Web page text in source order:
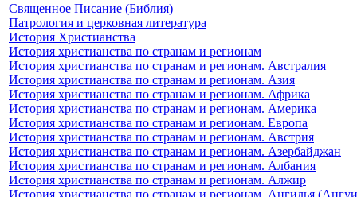
Священное Писание (Библия)
Патрология и церковная литература
История Христианства
История христианства по странам и регионам
История христианства по странам и регионам. Австралия
История христианства по странам и регионам. Азия
История христианства по странам и регионам. Африка
История христианства по странам и регионам. Америка
История христианства по странам и регионам. Европа
История христианства по странам и регионам. Австрия
История христианства по странам и регионам. Азербайджан
История христианства по странам и регионам. Албания
История христианства по странам и регионам. Алжир
История христианства по странам и регионам. Ангилья